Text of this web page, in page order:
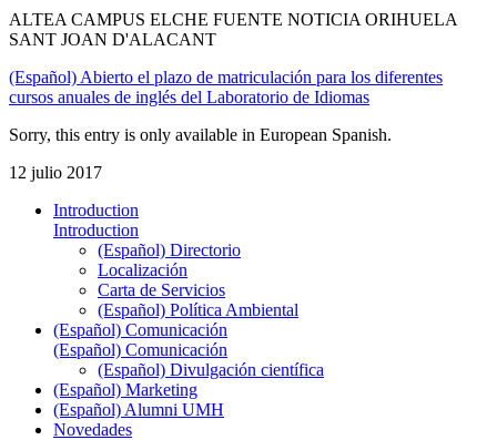
ALTEA CAMPUS ELCHE FUENTE NOTICIA ORIHUELA
SANT JOAN D'ALACANT
(Español) Abierto el plazo de matriculación para los diferentes
cursos anuales de inglés del Laboratorio de Idiomas
Sorry, this entry is only available in European Spanish.
12 julio 2017
Introduction
Introduction
(Español) Directorio
Localización
Carta de Servicios
(Español) Política Ambiental
(Español) Comunicación
(Español) Comunicación
(Español) Divulgación científica
(Español) Marketing
(Español) Alumni UMH
Novedades